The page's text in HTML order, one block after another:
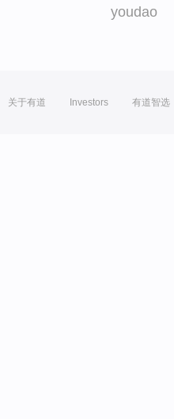
youdao
关于有道 Investors 有道智选